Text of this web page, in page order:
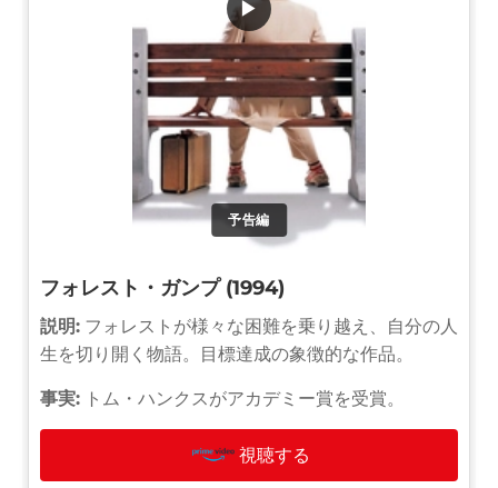
予告編
▶
フォレスト・ガンプ (1994)
説明: フォレストが様々な困難を乗り越え、自分の人
生を切り開く物語。目標達成の象徴的な作品。
事実: トム・ハンクスがアカデミー賞を受賞。
視聴する